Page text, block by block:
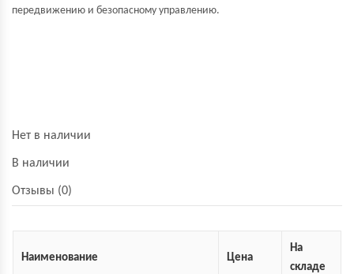
передвижению и безопасному управлению.
Нет в наличии
В наличии
Отзывы (0)
Наименование Цена
На
складе